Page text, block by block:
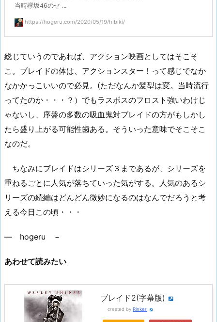
当時欅坂46のセ ...
https://hogeru.com/2020/05/19/hibiki/
総じていうのであれば、アクション映画としてはそこそ
こ。ブレイドの体は、アクションスター！って感じでなか
なかかっこいいので必見。(ただなんか髪型は変。当時流行
ってたのか・・・？）でもラスボスのフロスト強いわけじ
ゃないし、序盤の多数の吸血鬼対ブレイドの方がもしかし
たら盛り上がる可能性歯ある。そういった意味でそこそこ
なのだ。
ちなみにブレイドはシリーズ３まであるが、シリーズを
重ねるごとに人気が落ちていった気がする。人気のあるシ
リーズの続編はどんどん微妙になるのはなんでだろうと考
える今日この頃・・・
― hogeru －
あわせて読みたい
ブレイド2(字幕版)
created by Rinker